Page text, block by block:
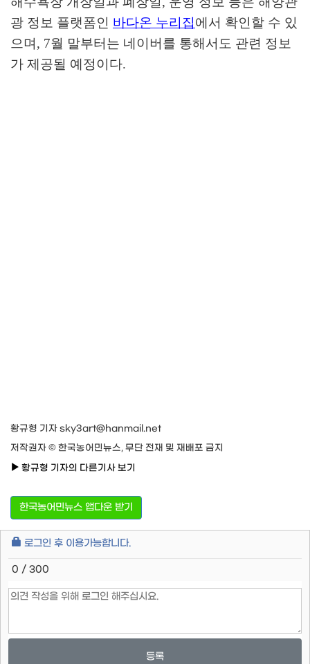
광 정보 플랫폼인 바다온 누리집에서 확인할 수 있
으며, 7월 말부터는 네이버를 통해서도 관련 정보
가 제공될 예정이다.
황규형 기자 sky3art@hanmail.net
저작권자 © 한국농어민뉴스, 무단 전재 및 재배포 금지
황규형 기자의 다른기사 보기
한국농어민뉴스 앱다운 받기
로그인 후 이용가능합니다.
0 / 300
등록